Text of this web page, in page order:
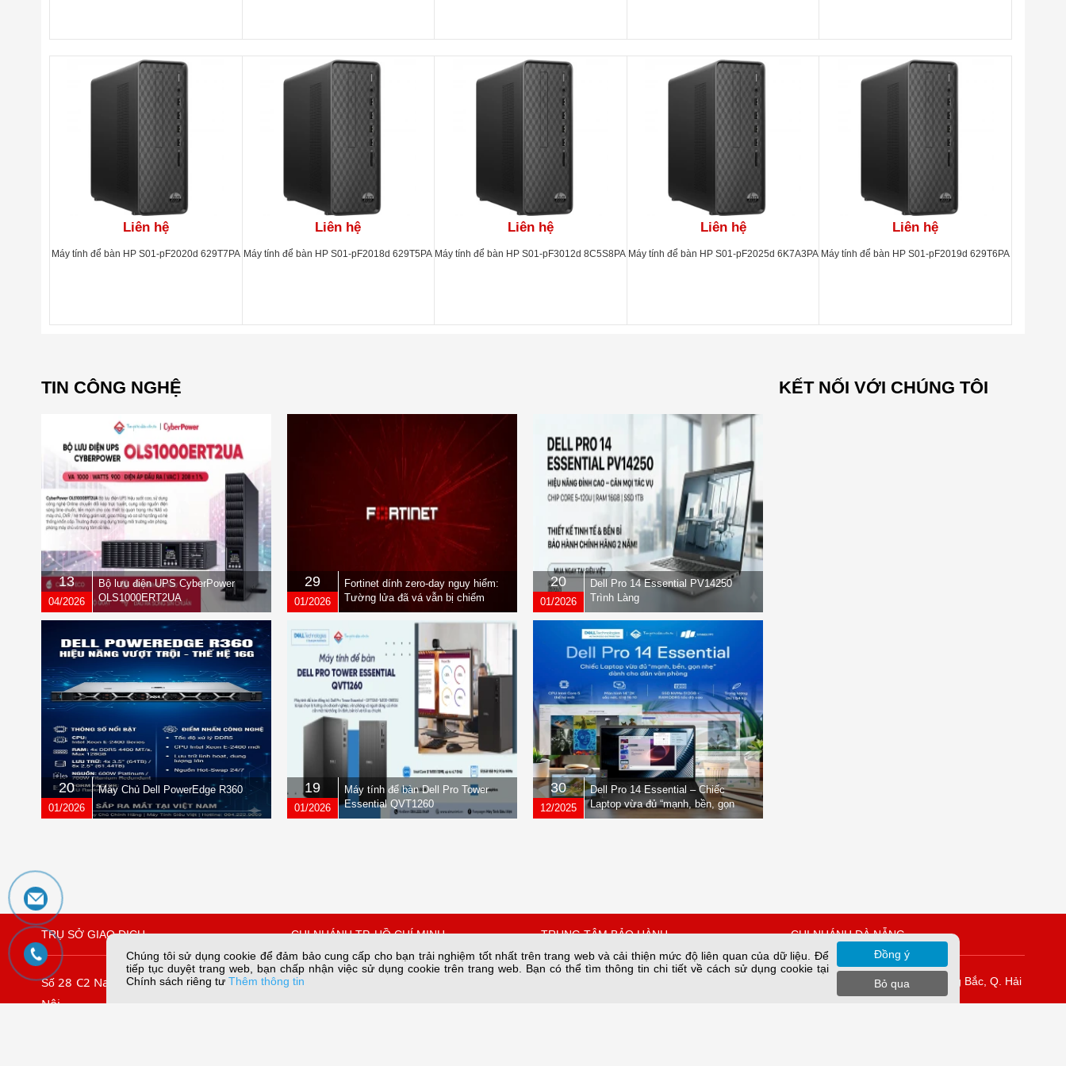
Liên hệ
Máy tính để bàn HP S01-pF2020d 629T7PA
Liên hệ
Máy tính để bàn HP S01-pF2018d 629T5PA
Liên hệ
Máy tính để bàn HP S01-pF3012d 8C5S8PA
Liên hệ
Máy tính để bàn HP S01-pF2025d 6K7A3PA
Liên hệ
Máy tính để bàn HP S01-pF2019d 629T6PA
TIN CÔNG NGHỆ
13
04/2026
Bộ lưu điện UPS CyberPower
OLS1000ERT2UA
29
01/2026
Fortinet dính zero-day nguy hiểm:
Tường lửa đã vá vẫn bị chiếm
quyền
20
01/2026
Dell Pro 14 Essential PV14250
Trình Làng
20
01/2026
Máy Chủ Dell PowerEdge R360 19
01/2026
Máy tính để bàn Dell Pro Tower
Essential QVT1260
30
12/2025
Dell Pro 14 Essential – Chiếc
Laptop vừa đủ “mạnh, bền, gọn
nhẹ” dành cho dân văn phòng
KẾT NỐI VỚI CHÚNG TÔI
TRỤ SỞ GIAO DỊCH
Số 28 C2 Nam Trung Yên, Yên Hòa, Hà
Nội.
CHI NHÁNH TP. HỒ CHÍ MINH
109/45 Lê Quốc Hưng, Phường Xóm
TRUNG TÂM BẢO HÀNH CHI NHÁNH ĐÀ NẴNG
K42/H2/14 Tiểu La, P. Hòa Cường Bắc, Q. Hải
Chúng tôi sử dụng cookie để đảm bảo cung cấp cho bạn trải nghiệm tốt nhất trên trang web và cải thiện mức độ liên quan của dữ liệu. Để
tiếp tục duyệt trang web, bạn chấp nhận việc sử dụng cookie trên trang web. Bạn có thể tìm thông tin chi tiết về cách sử dụng cookie tại
Chính sách riêng tưThêm thông tin
Đồng ý
Bỏ qua